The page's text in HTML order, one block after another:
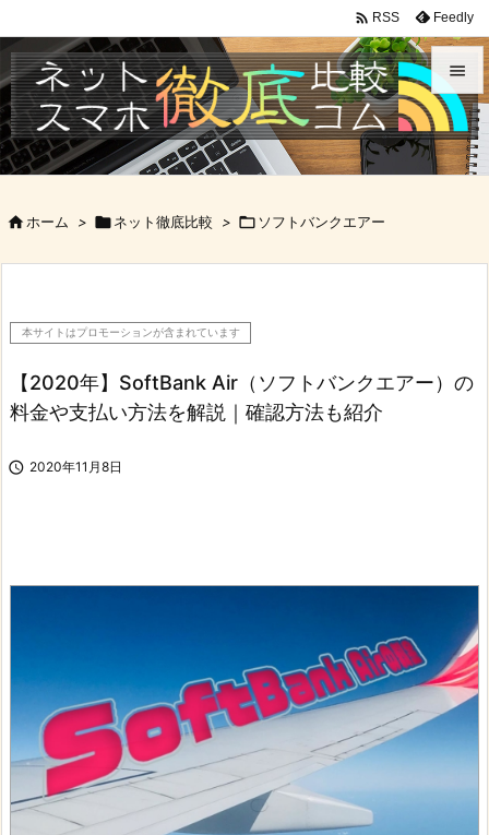


メニュ

 RSS Feedly
ホーム > ネット徹底比較 >  ソフトバンクエアー
本サイトはプロモーションが含まれています
【2020年】SoftBank Air（ソフトバンクエアー）の
料金や支払い方法を解説｜確認方法も紹介
 2020年11月8日